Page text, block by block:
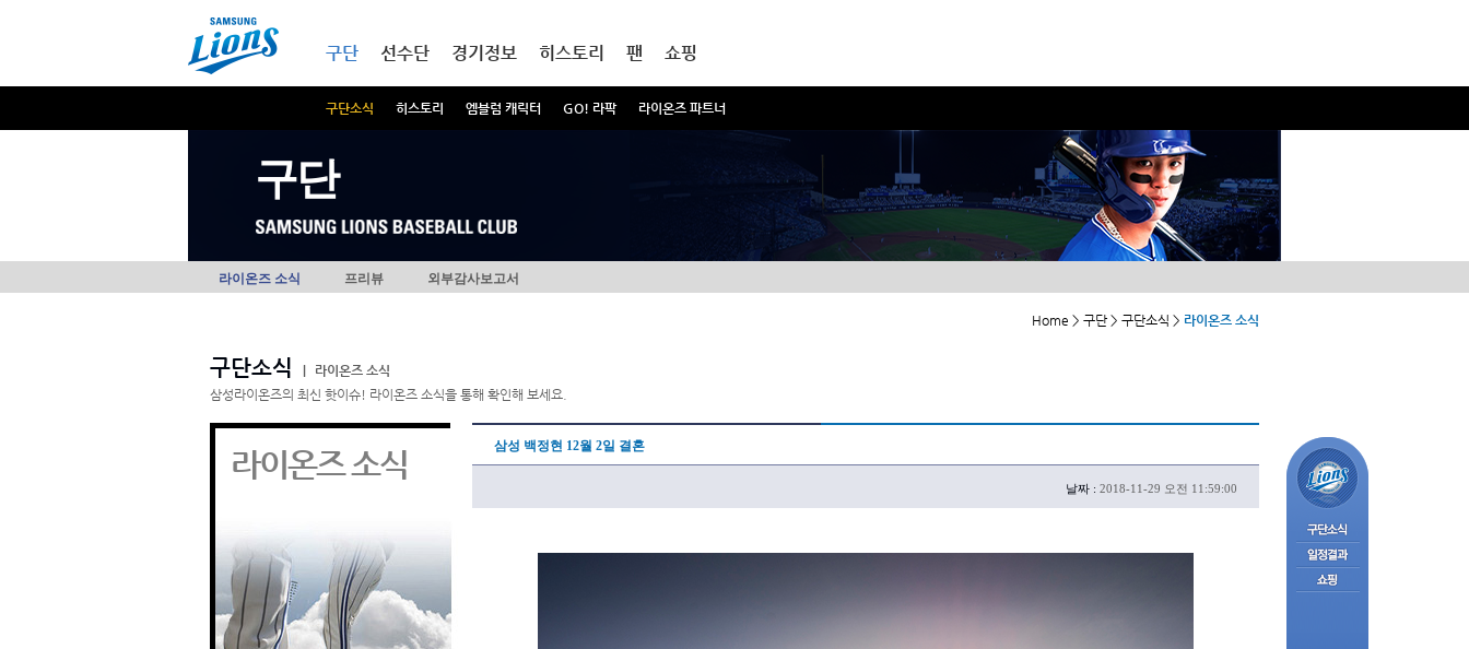
구단
구단소식 히스토리 엠블럼 캐릭터 GO! 라팍 라이온즈 파트너
선수단 경기정보 히스토리 팬 쇼핑
구단
라이온즈 소식 프리뷰 외부감사보고서
Home > 구단 > 구단소식 > 라이온즈 소식
구단소식
라이온즈 소식
삼성라이온즈의 최신 핫이슈! 라이온즈 소식을 통해 확인해 보세요.
라이온즈 소식 삼성 백정현 12월 2일 결혼
날짜 : 2018-11-29 오전 11:59:00